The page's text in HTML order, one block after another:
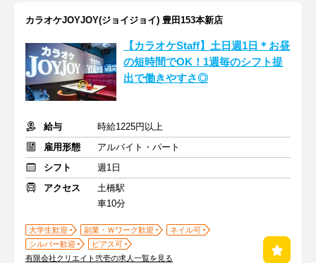
カラオケJOYJOY(ジョイジョイ) 豊田153本新店
【カラオケStaff】土日週1日＊お昼
の短時間でOK！1週毎のシフト提
出で働きやすさ◎
給与
時給1225円以上
雇用形態
アルバイト・パート
シフト
週1日
アクセス
土橋駅
車10分
大学生歓迎 副業・Ｗワーク歓迎
ネイル可
シルバー歓迎
ピアス可
有限会社クリエイト弐壱の求人一覧を見る